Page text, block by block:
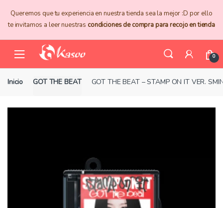
navigation
content
Queremos que tu experiencia en nuestra tienda sea la mejor :D por ello
te invitamos a leer nuestras condiciones de compra para recojo en tienda
0
Inicio GOT THE BEAT GOT THE BEAT – STAMP ON IT VER.